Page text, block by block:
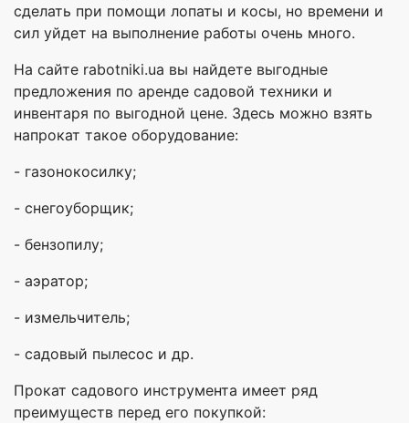
сделать при помощи лопаты и косы, но времени и
сил уйдет на выполнение работы очень много.
На сайте rabotniki.ua вы найдете выгодные
предложения по аренде садовой техники и
инвентаря по выгодной цене. Здесь можно взять
напрокат такое оборудование:
- газонокосилку;
- снегоуборщик;
- бензопилу;
- аэратор;
- измельчитель;
- садовый пылесос и др.
Прокат садового инструмента имеет ряд
преимуществ перед его покупкой: